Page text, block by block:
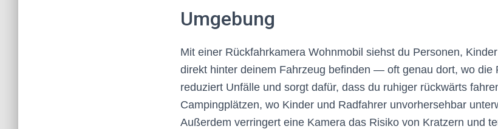
Umgebung
Mit einer Rückfahrkamera Wohnmobil siehst du Personen,
direkt hinter deinem Fahrzeug befinden — oft genau dort, wo die
reduziert Unfälle und sorgt dafür, dass du ruhiger rückwärts
Campingplätzen, wo Kinder und Radfahrer unvorhersehbar
Außerdem verringert eine Kamera das Risiko von Kratzern und